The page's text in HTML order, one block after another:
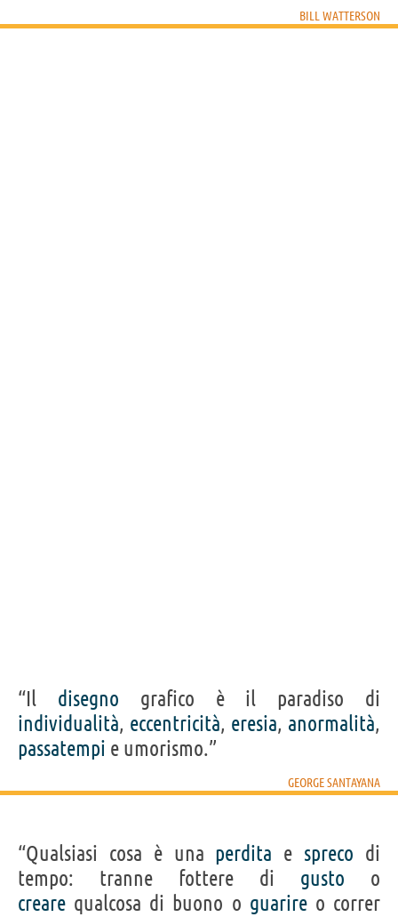
BILL WATTERSON
“Il disegno grafico è il paradiso di
individualità, eccentricità, eresia, anormalità,
passatempi e umorismo.”
GEORGE SANTAYANA
“Qualsiasi cosa è una perdita e spreco di
tempo: tranne fottere di gusto o
creare qualcosa di buono o guarireo correr